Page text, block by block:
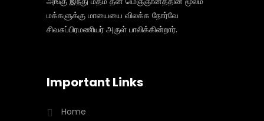
மக்களுக்கு மாயையை விலக்க நோர்வே
சிவசுப்பிரமணியர் அருள் பாலிக்கின்றார்.
Important Links
Home